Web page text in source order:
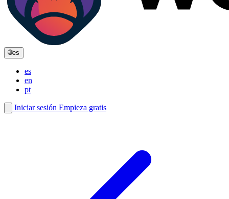
🌐es
es
en
pt
Iniciar sesión Empieza gratis